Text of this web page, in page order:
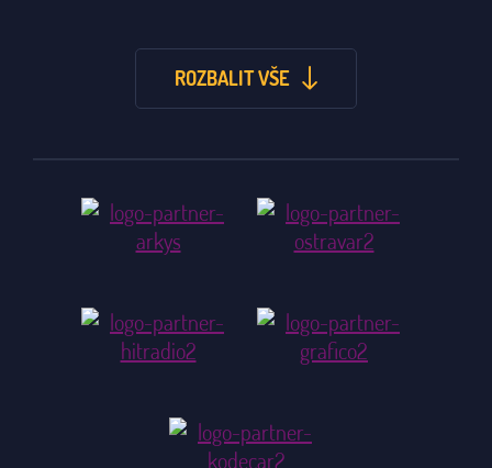
ROZBALIT VŠE